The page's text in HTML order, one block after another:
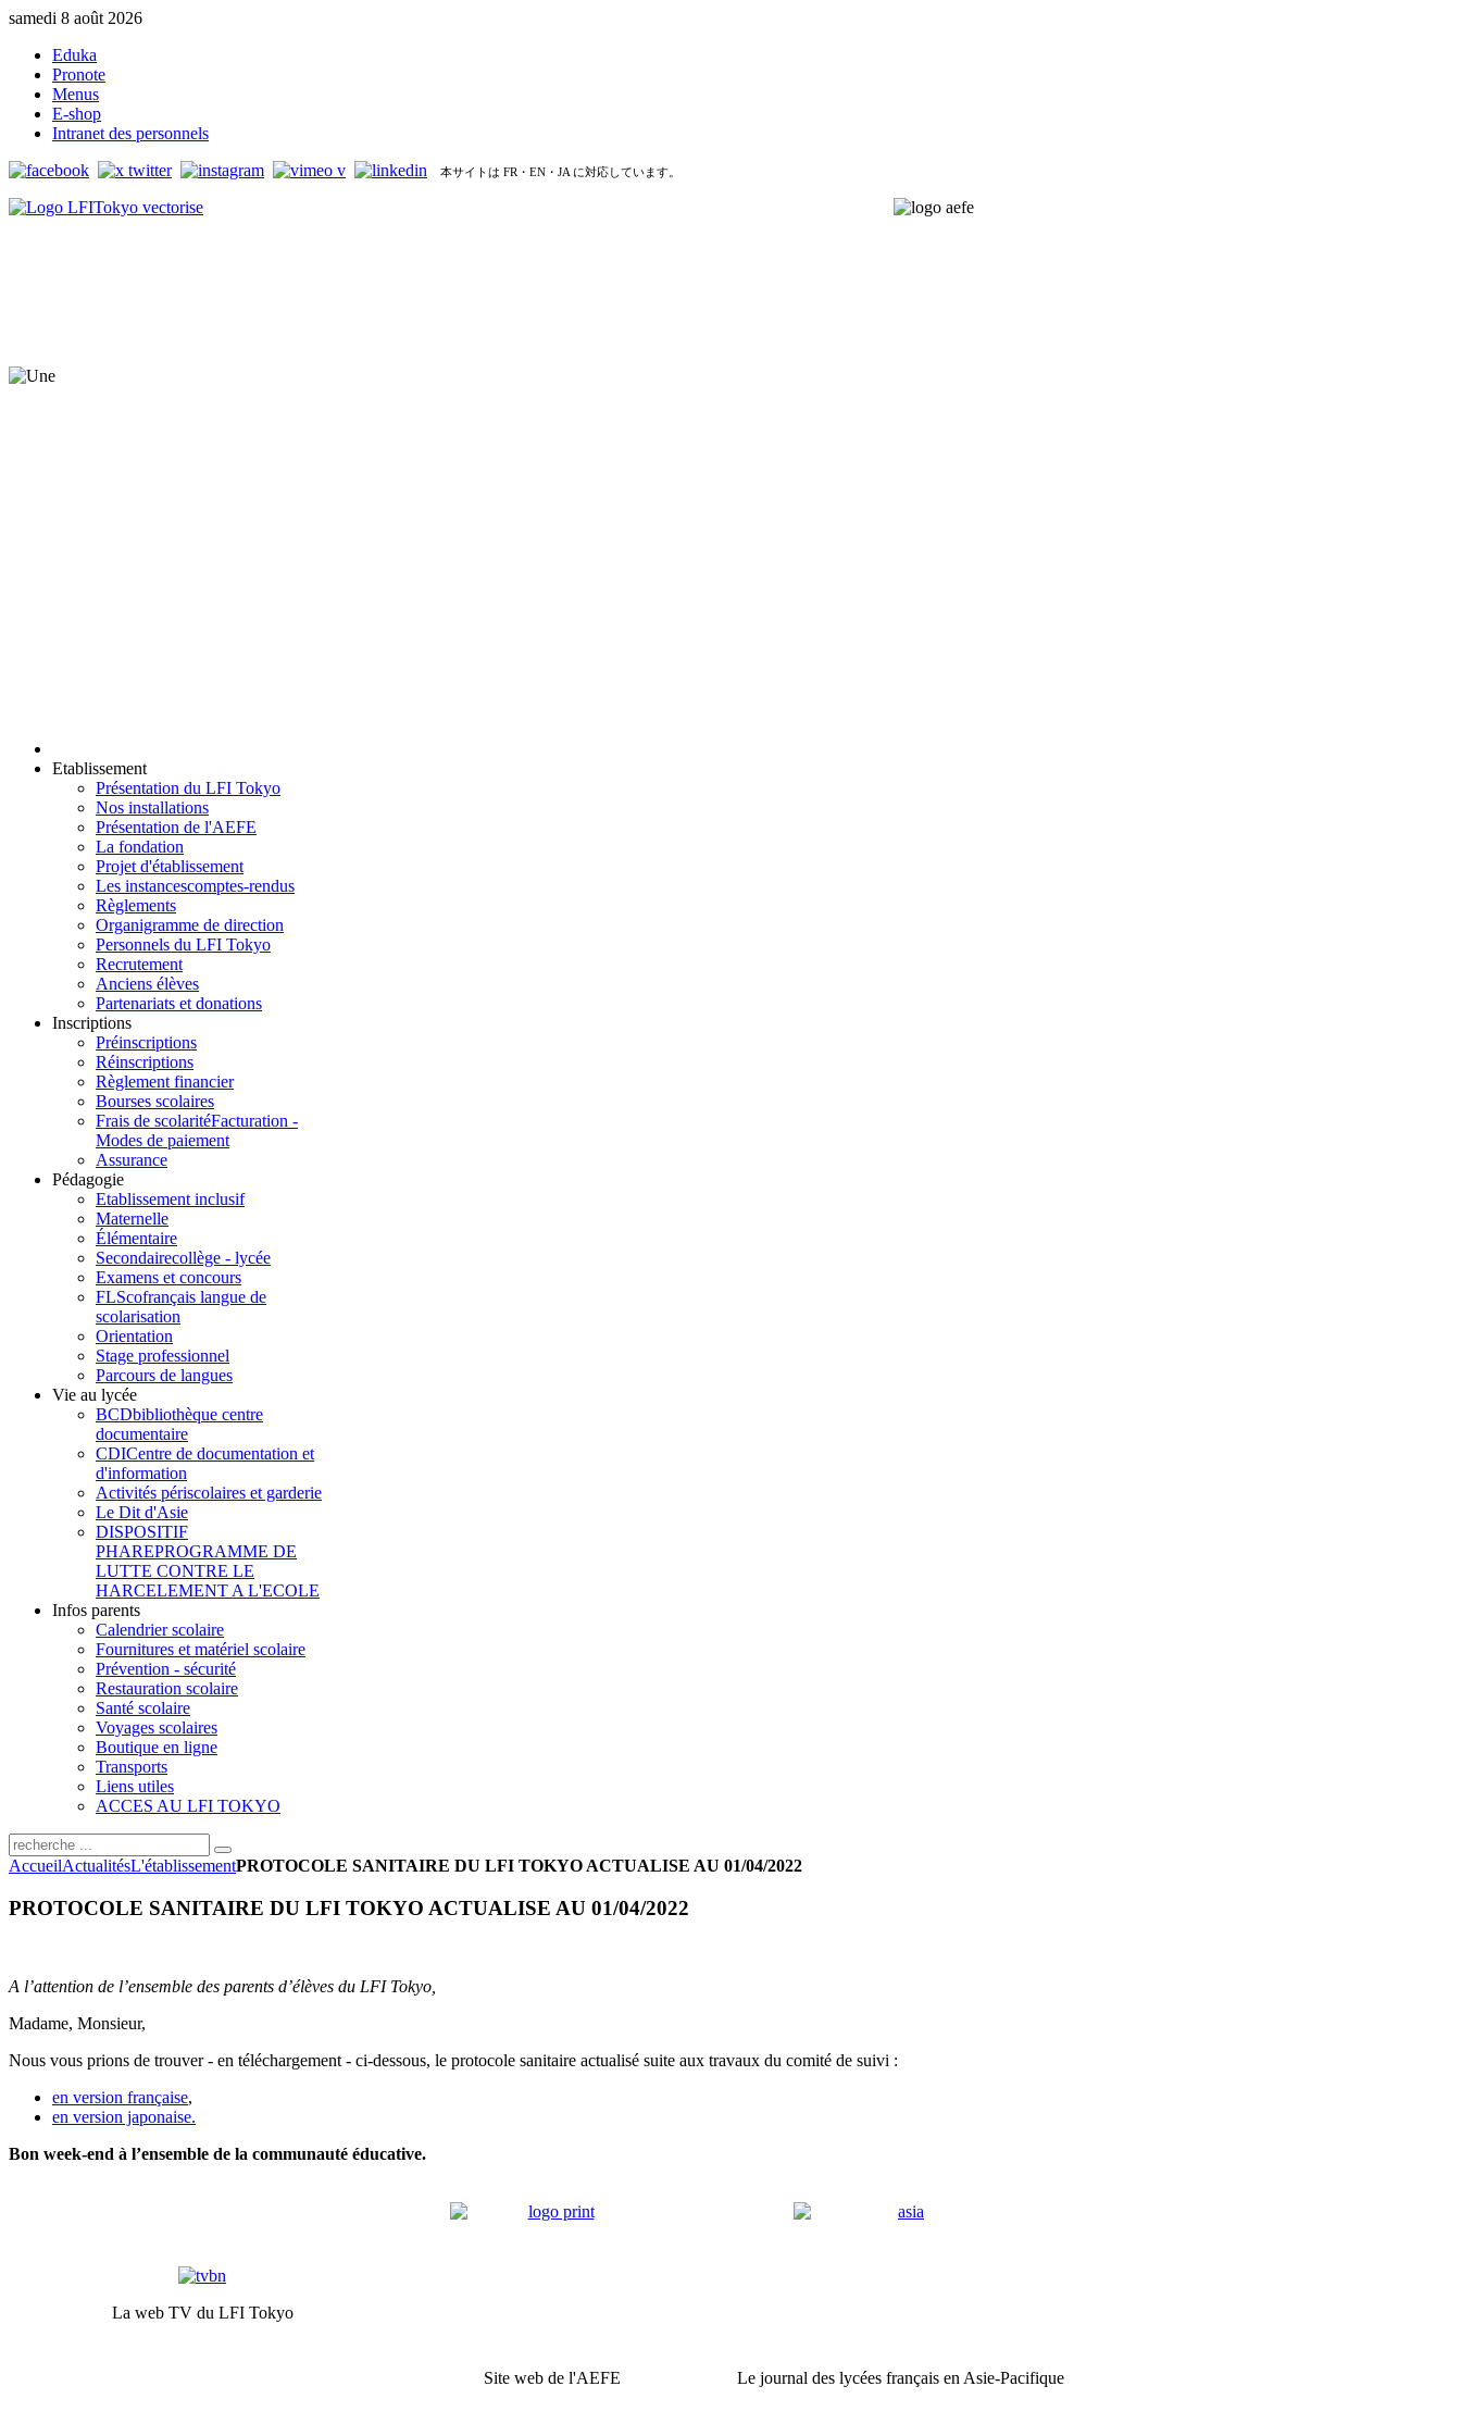
samedi 8 août 2026
Eduka
Pronote
Menus
E-shop
Intranet des personnels
本サイトは FR・EN・JA に対応しています。
Etablissement
Présentation du LFI Tokyo
Nos installations
Présentation de l'AEFE
La fondation
Projet d'établissement
Les instancescomptes-rendus
Règlements
Organigramme de direction
Personnels du LFI Tokyo
Recrutement
Anciens élèves
Partenariats et donations
Inscriptions
Préinscriptions
Réinscriptions
Règlement financier
Bourses scolaires
Frais de scolaritéFacturation -
Modes de paiement
Assurance
Pédagogie
Etablissement inclusif
Maternelle
Élémentaire
Secondairecollège - lycée
Examens et concours
FLScofrançais langue de
scolarisation
Orientation
Stage professionnel
Parcours de langues
Vie au lycée
BCDbibliothèque centre
documentaire
CDICentre de documentation et
d'information
Activités périscolaires et garderie
Le Dit d'Asie
DISPOSITIF
PHAREPROGRAMME DE
LUTTE CONTRE LE
HARCELEMENT A L'ECOLE
Infos parents
Calendrier scolaire
Fournitures et matériel scolaire
Prévention - sécurité
Restauration scolaire
Santé scolaire
Voyages scolaires
Boutique en ligne
Transports
Liens utiles
ACCES AU LFI TOKYO
AccueilActualitésL'établissementPROTOCOLE SANITAIRE DU LFI TOKYO ACTUALISE AU 01/04/2022
PROTOCOLE SANITAIRE DU LFI TOKYO ACTUALISE AU 01/04/2022
A l’attention de l’ensemble des parents d’élèves du LFI Tokyo,
Madame, Monsieur,
Nous vous prions de trouver - en téléchargement - ci-dessous, le protocole sanitaire actualisé suite aux travaux du comité de suivi :
en version française,
en version japonaise.
Bon week-end à l’ensemble de la communauté éducative.
La web TV du LFI Tokyo
Site web de l'AEFE Le journal des lycées français en Asie-Pacifique